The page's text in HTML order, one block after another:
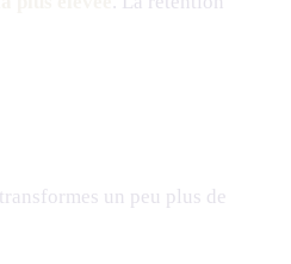
un peu plus de